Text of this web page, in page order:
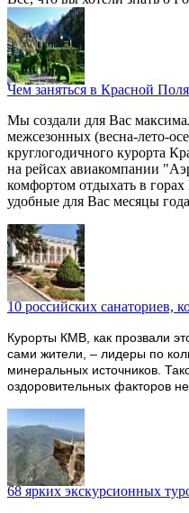
Чем заняться в Красной
Мы создали для Вас
межсезонных (весна-лето-
круглогодичного курорта
на рейсах авиакомпании
комфортом отдыхать в
удобные для Вас месяцы
10 российских санаториев,
Курорты КМВ, как прозвали
сами жители, – лидеры по
минеральных источников.
оздоровительных факторов
68 ярких экскурсионных